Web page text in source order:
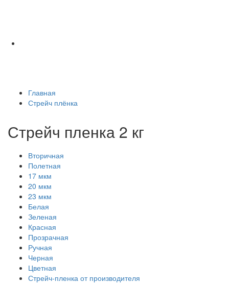
Главная
Стрейч плёнка
Стрейч пленка 2 кг
Вторичная
Полетная
17 мкм
20 мкм
23 мкм
Белая
Зеленая
Красная
Прозрачная
Ручная
Черная
Цветная
Стрейч-пленка от производителя